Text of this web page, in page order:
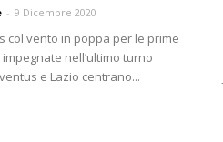
- 9 Dicembre 2020
col vento in poppa per le prime
nell’ultimo turno
e Lazio centrano...